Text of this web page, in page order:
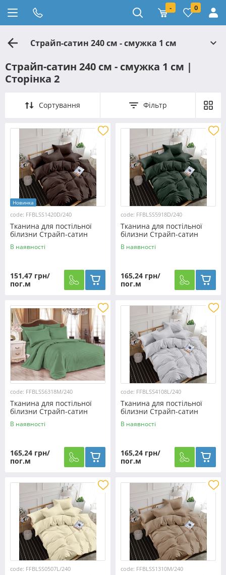
- 0
Страйп-сатин 240 см - смужка 1 см
Страйп-сатин 240 см - смужка 1 см |
Сторінка 2
Сортування Фільтр
Новинка
code: FFBLSS1420D/240
Тканина для постільної
білизни Страйп-сатин
SS1420D/240 (60м)
В наявності
151,47 грн/
пог.м
code: FFBLSS5918D/240
Тканина для постільної
білизни Страйп-сатин
SS5918D/240 (60м)
В наявності
165,24 грн/
пог.м
code: FFBLSS6318M/240
Тканина для постільної
білизни Страйп-сатин
SS6318M/240 (60м)
В наявності
165,24 грн/
пог.м
code: FFBLSS4108L/240
Тканина для постільної
білизни Страйп-сатин
SS4108L/240 (60м)
В наявності
165,24 грн/
пог.м
code: FFBLSS0507L/240 code: FFBLSS1310M/240